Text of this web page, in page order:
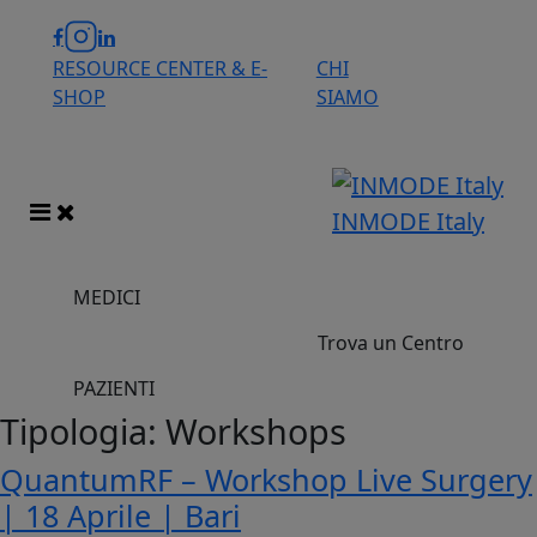
RESOURCE CENTER & E-
SHOP
CHI
SIAMO
INMODE Italy
MEDICI
Trova un Centro
PAZIENTI
Tipologia: Workshops
QuantumRF – Workshop Live Surgery
| 18 Aprile | Bari